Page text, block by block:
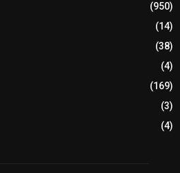
(950)
(14)
(38)
(4)
(169)
(3)
(4)